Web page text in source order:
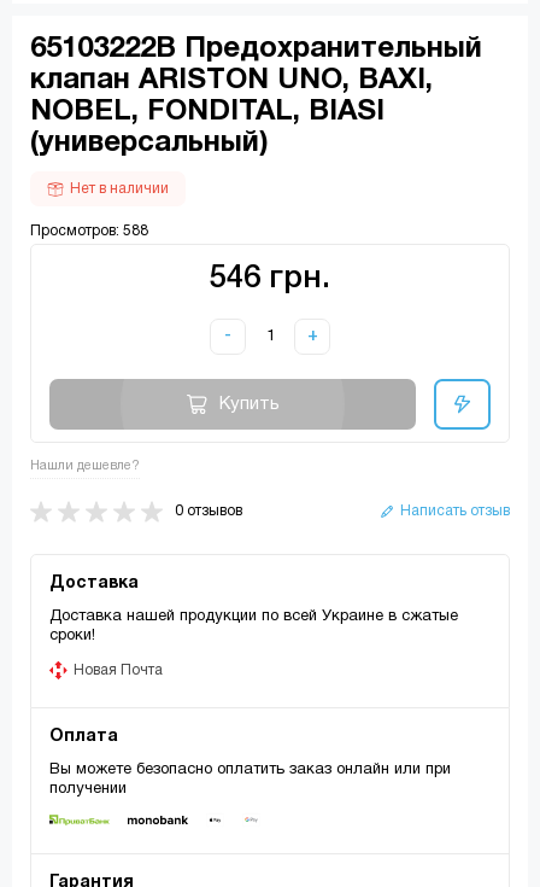
65103222В Предохранительный
клапан ARISTON UNO, BAXI,
NOBEL, FONDITAL, BIASI
(универсальный)
Нет в наличии
Просмотров: 588
546 грн.
- +
Купить
Нашли дешевле?
0 отзывов Написать отзыв
Доставка
Доставка нашей продукции по всей Украине в сжатые
сроки!
Новая Почта
Оплата
Вы можете безопасно оплатить заказ онлайн или при
получении
Гарантия